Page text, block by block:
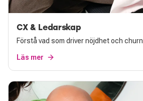
CX & Ledarskap
Förstå vad som driver nöjdhet och churn
Läs mer